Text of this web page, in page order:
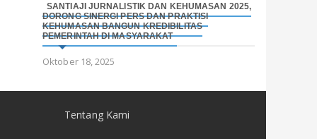
SANTIAJI JURNALISTIK DAN KEHUMASAN 2025,
DORONG SINERGI PERS DAN PRAKTISI
KEHUMASAN BANGUN KREDIBILITAS
PEMERINTAH DI MASYARAKAT
Oktober 18, 2025
Tentang Kami